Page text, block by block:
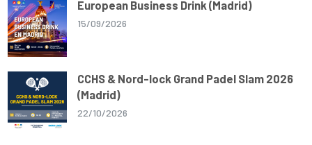
European Business Drink (Madrid)
15/09/2026
CCHS & Nord-lock Grand Padel Slam 2026
(Madrid)
22/10/2026